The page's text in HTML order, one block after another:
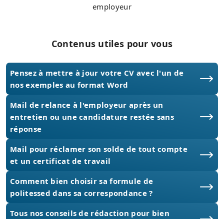
employeur
Contenus utiles pour vous
Pensez à mettre à jour votre CV avec l'un de
nos exemples au format Word
Mail de relance à l'employeur après un
entretien ou une candidature restée sans
réponse
Mail pour réclamer son solde de tout compte
et un certificat de travail
Comment bien choisir sa formule de
politessed dans sa correspondance ?
Tous nos conseils de rédaction pour bien